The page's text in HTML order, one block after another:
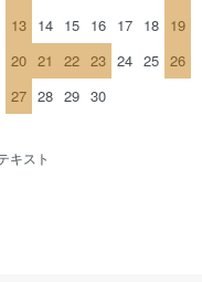
13 14 15 16 17 18 19
20 21 22 23 24 25 26
27 28 29 30